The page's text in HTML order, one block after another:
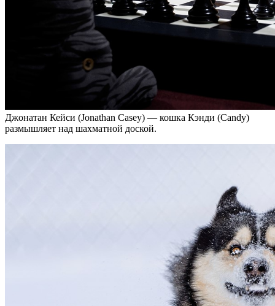
Джонатан Кейси (Jonathan Casey) — кошка Кэнди (Candy)
размышляет над шахматной доской.